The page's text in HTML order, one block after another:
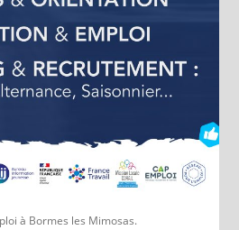
à Bormes les Mimosas.